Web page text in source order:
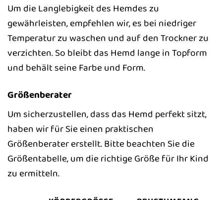
Um die Langlebigkeit des Hemdes zu
gewährleisten, empfehlen wir, es bei niedriger
Temperatur zu waschen und auf den Trockner zu
verzichten. So bleibt das Hemd lange in Topform
und behält seine Farbe und Form.
Größenberater
Um sicherzustellen, dass das Hemd perfekt sitzt,
haben wir für Sie einen praktischen
Größenberater erstellt. Bitte beachten Sie die
Größentabelle, um die richtige Größe für Ihr Kind
zu ermitteln.